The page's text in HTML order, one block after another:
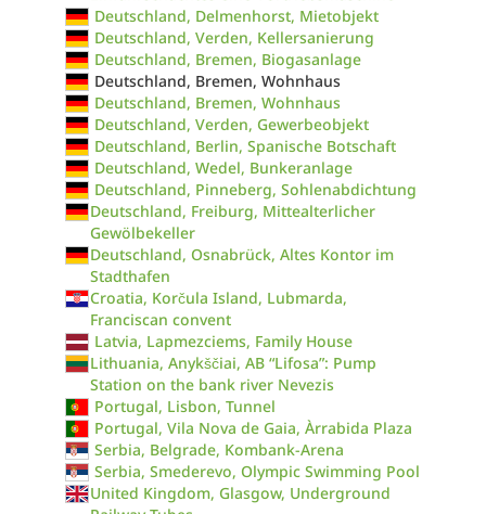
Deutschland, Delmenhorst, Mietobjekt
Deutschland, Verden, Kellersanierung
Deutschland, Bremen, Biogasanlage
Deutschland, Bremen, Wohnhaus
Deutschland, Bremen, Wohnhaus
Deutschland, Verden, Gewerbeobjekt
Deutschland, Berlin, Spanische Botschaft
Deutschland, Wedel, Bunkeranlage
Deutschland, Pinneberg, Sohlenabdichtung
Deutschland, Freiburg, Mittealterlicher
Gewölbekeller
Deutschland, Osnabrück, Altes Kontor im
Stadthafen
Croatia, Korčula Island, Lubmarda,
Franciscan convent
Latvia, Lapmezciems, Family House
Lithuania, Anykščiai, AB “Lifosa”: Pump
Station on the bank river Nevezis
Portugal, Lisbon, Tunnel
Portugal, Vila Nova de Gaia, Àrrabida Plaza
Serbia, Belgrade, Kombank-Arena
Serbia, Smederevo, Olympic Swimming Pool
United Kingdom, Glasgow, Underground